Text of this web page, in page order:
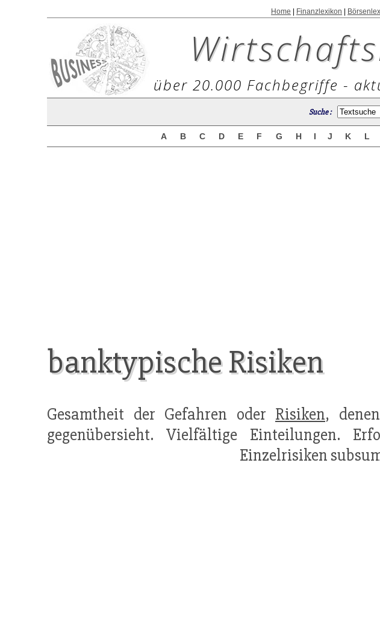
Home Finanzlexikon
über 20.000 Fachbegriffe -
Suche :
A B C D E F G H I J K L
banktypische Risiken
Gesamtheit der Gefahren oder Risiken,
gegenübersieht. Vielfältige Einteilungen.
Einzelrisiken